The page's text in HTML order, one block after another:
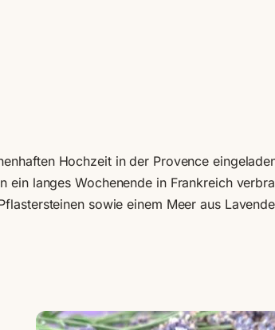
Hochzeit in der Provence
langes Wochenende in Frankreich
sowie einem Meer aus